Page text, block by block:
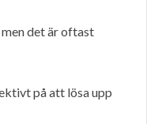
det är oftast
på att lösa upp